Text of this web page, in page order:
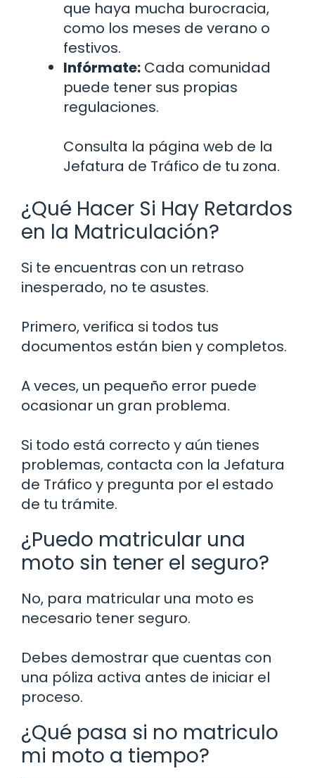
que haya mucha burocracia,
como los meses de verano o
festivos.
Infórmate: Cada comunidad
puede tener sus propias
regulaciones.
Consulta la página web de la
Jefatura de Tráfico de tu zona.
¿Qué Hacer Si Hay Retardos
en la Matriculación?
Si te encuentras con un retraso
inesperado, no te asustes.
Primero, verifica si todos tus
documentos están bien y completos.
A veces, un pequeño error puede
ocasionar un gran problema.
Si todo está correcto y aún tienes
problemas, contacta con la Jefatura
de Tráfico y pregunta por el estado
de tu trámite.
¿Puedo matricular una
moto sin tener el seguro?
No, para matricular una moto es
necesario tener seguro.
Debes demostrar que cuentas con
una póliza activa antes de iniciar el
proceso.
¿Qué pasa si no matriculo
mi moto a tiempo?